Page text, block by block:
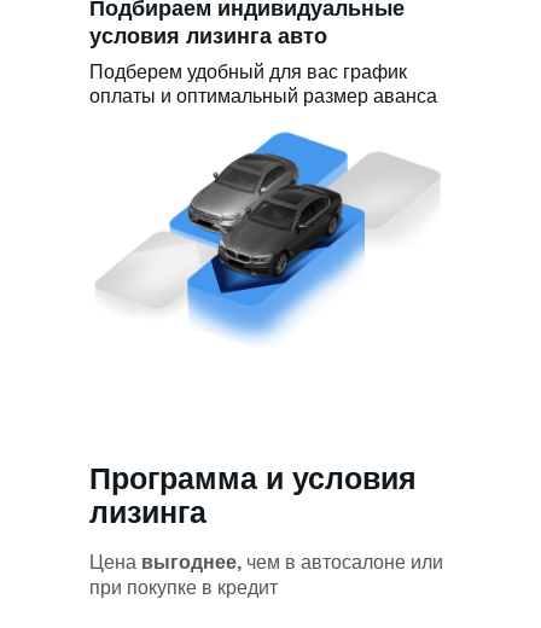
Подбираем индивидуальные
условия лизинга авто
Подберем удобный для вас график
оплаты и оптимальный размер аванса
Программа и условия
лизинга
Цена выгоднее, чем в автосалоне или
при покупке в кредит